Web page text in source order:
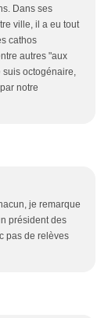
Dans ses
ville, il a eu tout
cathos
autres "aux
suis octogénaire,
notre
je remarque
président des
pas de relèves